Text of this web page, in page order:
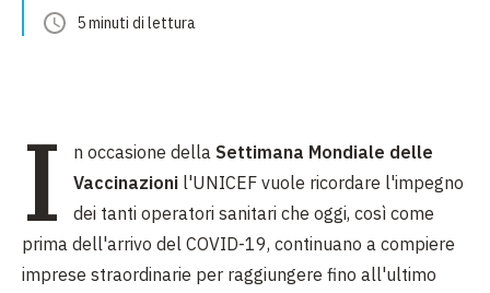
5minuti di lettura
I n occasione della Settimana Mondiale delle
Vaccinazioni l'UNICEF vuole ricordare l'impegno
dei tanti operatori sanitari che oggi, così come
prima dell'arrivo del COVID-19, continuano a compiere
imprese straordinarie per raggiungere fino all'ultimo